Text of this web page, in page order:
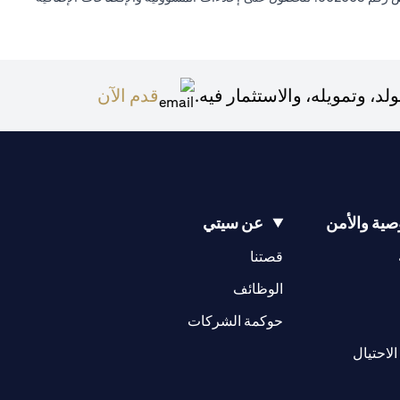
وتمويله، والاستثمار فيه. قدم الآن
والأمن عن سيتي
قصتنا
(opens in a new tab)
الوظائف
(opens in a new tab)
حوكمة الشركات
(opens in a new tab)